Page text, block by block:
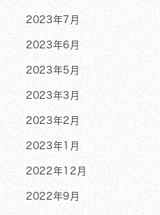
2023年7月
2023年6月
2023年5月
2023年3月
2023年2月
2023年1月
2022年12月
2022年9月